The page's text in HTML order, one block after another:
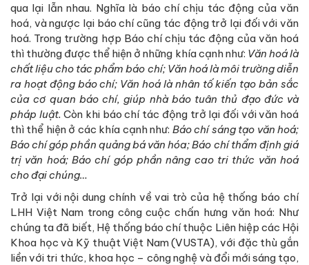
qua lại lẫn nhau. Nghĩa là báo chí chịu tác động của văn
hoá, và ngược lại báo chí cũng tác động trở lại đối với văn
hoá. Trong trường hợp Báo chí chịu tác động của văn hoá
thì thường được thể hiện ở những khía cạnh như: Văn hoá là
chất liệu cho tác phẩm báo chí; Văn hoá là môi trường diễn
ra hoạt động báo chí; Văn hoá là nhân tố kiến tạo bản sắc
của cơ quan báo chí, giúp nhà báo tuân thủ đạo đức và
pháp luật.Còn khi báo chí tác động trở lại đối với văn hoá
thì thể hiện ở các khía cạnh như: Báo chí sáng tạo văn hoá;
Báo chí góp phần quảng bá văn hóa; Báo chí thẩm định giá
trị văn hoá; Báo chí góp phần nâng cao tri thức văn hoá
cho đại chúng…
Trở lại với nội dung chính về vai trò của hệ thống báo chí
LHH Việt Nam trong công cuộc chấn hưng văn hoá: Như
chúng ta đã biết, Hệ thống báo chí thuộc Liên hiệp các Hội
Khoa học và Kỹ thuật Việt Nam (VUSTA), với đặc thù gắn
liền với tri thức, khoa học – công nghệ và đổi mới sáng tạo,